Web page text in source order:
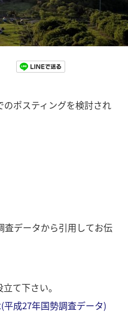
ポスティングを検討され
査データから引用してお伝
て下さい。
平成27年国勢調査データ)